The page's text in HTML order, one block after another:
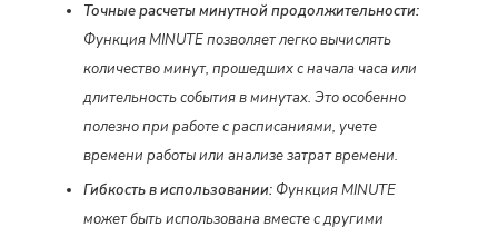
Точные расчеты минутной продолжительности:
Функция MINUTE позволяет легко вычислять
количество минут, прошедших с начала часа или
длительность события в минутах. Это особенно
полезно при работе с расписаниями, учете
времени работы или анализе затрат времени.
Гибкость в использовании: Функция MINUTE
может быть использована вместе с другими